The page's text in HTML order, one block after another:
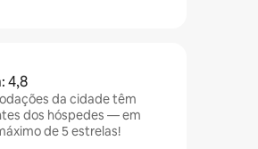
4,8
da cidade têm
dos hóspedes — em
de 5 estrelas!